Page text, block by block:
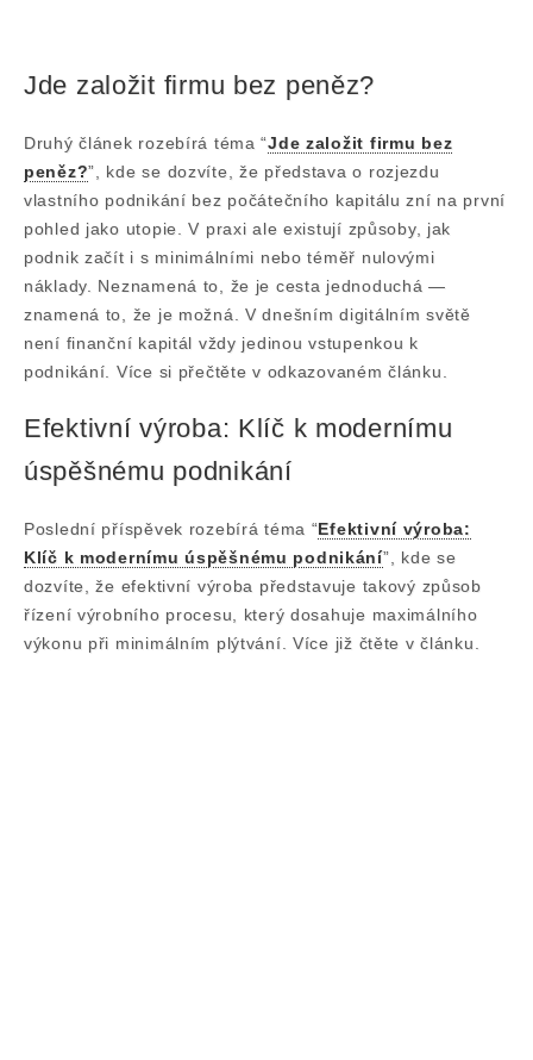
Jde založit firmu bez peněz?
Druhý článek rozebírá téma “Jde založit firmu bez
peněz?”, kde se dozvíte, že představa o rozjezdu
vlastního podnikání bez počátečního kapitálu zní na první
pohled jako utopie. V praxi ale existují způsoby, jak
podnik začít i s minimálními nebo téměř nulovými
náklady. Neznamená to, že je cesta jednoduchá —
znamená to, že je možná. V dnešním digitálním světě
není finanční kapitál vždy jedinou vstupenkou k
podnikání. Více si přečtěte v odkazovaném článku.
Efektivní výroba: Klíč k modernímu
úspěšnému podnikání
Poslední příspěvek rozebírá téma “Efektivní výroba:
Klíč k modernímu úspěšnému podnikání”, kde se
dozvíte, že efektivní výroba představuje takový způsob
řízení výrobního procesu, který dosahuje maximálního
výkonu při minimálním plýtvání. Více již čtěte v článku.